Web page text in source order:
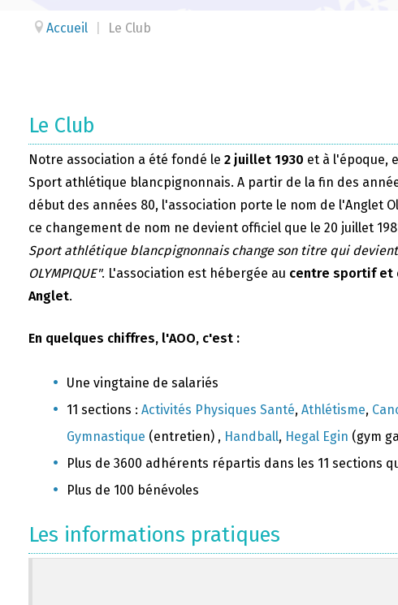
Accueil Le Club
Le Club
Notre association a été fondé le 2 juillet 1930 et à l'époque,
Sport athlétique blancpignonnais. A partir de la fin des
début des années 80, l'association porte le nom de l'Anglet
ce changement de nom ne devient officiel que le 20 juillet
Sport athlétique blancpignonnais change son titre qui devient
OLYMPIQUE". L'association est hébergée au centre sportif et
Anglet.
En quelques chiffres, l'AOO, c'est :
Une vingtaine de salariés
11 sections : Activités Physiques Santé, Athlétisme,
Gymnastique (entretien) , Handball, Hegal Egin (gym
Plus de 3600 adhérents répartis dans les 11 sections
Plus de 100 bénévoles
Les informations pratiques